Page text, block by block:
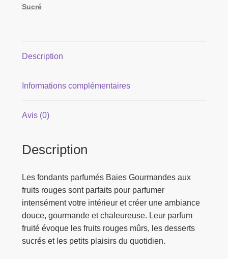
Sucré
Description
Informations complémentaires
Avis (0)
Description
Les fondants parfumés Baies Gourmandes aux
fruits rouges sont parfaits pour parfumer
intensément votre intérieur et créer une ambiance
douce, gourmande et chaleureuse. Leur parfum
fruité évoque les fruits rouges mûrs, les desserts
sucrés et les petits plaisirs du quotidien.